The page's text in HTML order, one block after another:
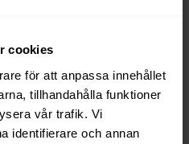
cookies
för att anpassa innehållet
tillhandahålla funktioner
vår trafik. Vi
identifierare och annan